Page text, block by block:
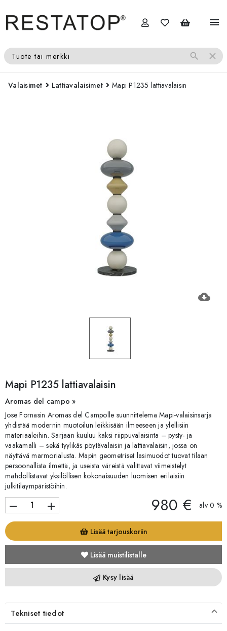
menu
Tuote tai merkki search close
Valaisimet Lattiavalaisimet Mapi P1235 lattiavalaisin
cloud_download
Mapi P1235 lattiavalaisin
Aromas del campo »
Jose Fornasin Aromas del Campolle suunnittelema Mapi-valaisinsarja
yhdistää modernin muotoilun leikkisään ilmeeseen ja ylellisiin
materiaaleihin. Sarjaan kuuluu kaksi riippuvalaisinta – pysty- ja
vaakamalli – sekä tyylikäs pöytävalaisin ja lattiavalaisin, jossa on
näyttävä marmorialusta. Mapin geometriset lasimuodot tuovat tilaan
persoonallista ilmettä, ja useista väreistä valittavat viimeistelyt
mahdollistavat yksilöllisen kokonaisuuden luomisen erilaisiin
julkitilaympäristöihin.
remove add 980 € alv 0 %
Lisää tarjouskoriin
Lisää muistilistalle
Kysy lisää
Tekniset tiedot